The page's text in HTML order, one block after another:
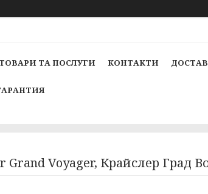
ТОВАРИ ТА ПОСЛУГИ КОНТАКТИ
Voyager, Крайслер Град